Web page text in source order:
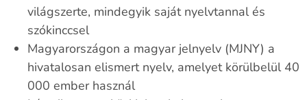
világszerte, mindegyik saját nyelvtannal és
szókinccsel
Magyarországon a magyar jelnyelv (MJNY) a
hivatalosan elismert nyelv, amelyet körülbelül 40
000 ember használ